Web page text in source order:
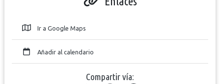
Ir a Google Maps
Añadir al calendario
Compartir vía: